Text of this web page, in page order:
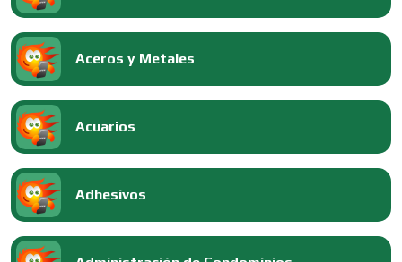
Aceros y Metales
Acuarios
Adhesivos